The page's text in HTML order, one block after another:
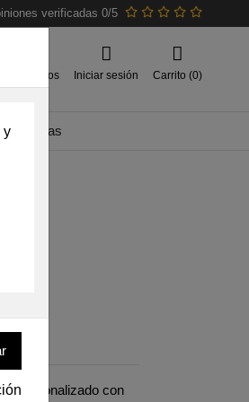
y
verificadas 0/5
Favoritos Iniciar sesión Carrito (0)
tácticas
personalizado con